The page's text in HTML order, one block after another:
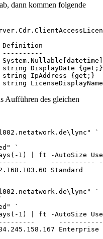
dann kommen folgende
Definition
DisplayDate {get;}
IpAddress {get;}
string
Aufführen des gleichen
`
`
1) | ft -AutoSize
-----------
Standard
`
`
1) | ft -AutoSize
Enterprise